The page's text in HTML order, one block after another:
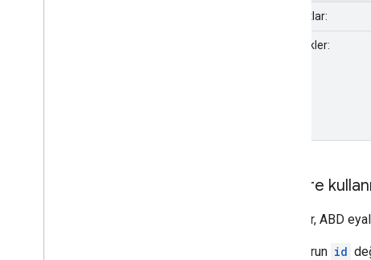
Boyutlar:
Metrikler:
İle göre
Bu rapor, ABD
Bu raporun id